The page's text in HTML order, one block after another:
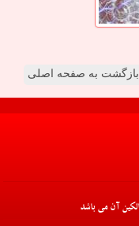
بازگشت به صفحه اصلی